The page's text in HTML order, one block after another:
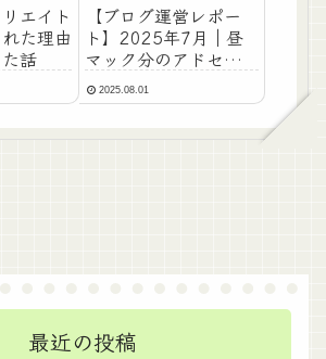
エイト
た理由
話
【ブログ運営レポー
ト】2025年7月｜昼
マック分のアドセンス
収益と、63円の奇跡
2025.08.01
最近の投稿